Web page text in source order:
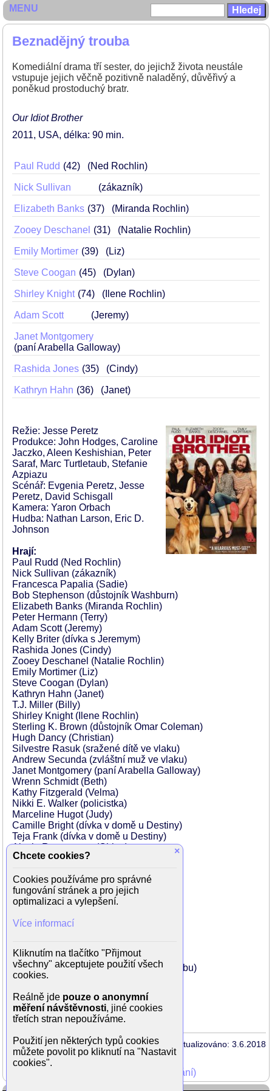
Beznadějný trouba
Komediální drama tří sester, do jejichž života neustále
vstupuje jejich věčně pozitivně naladěný, důvěřivý a
poněkud prostoduchý bratr.
Our Idiot Brother
2011 USA délka: 90 min
Paul Rudd 42 (Ned Rochlin)
Nick Sullivan (zákazník)
Elizabeth Banks 37 (Miranda Rochlin)
Zooey Deschanel 31 (Natalie Rochlin)
Emily Mortimer 39 (Liz)
Steve Coogan 45 (Dylan)
Shirley Knight 74 (Ilene Rochlin)
Adam Scott (Jeremy)
Janet Montgomery
(paní Arabella Galloway)
Rashida Jones 35 (Cindy)
Kathryn Hahn 36 (Janet)
Režie: Jesse Peretz
Produkce: John Hodges, Caroline
Jaczko, Aleen Keshishian, Peter
Saraf, Marc Turtletaub, Stefanie
Azpiazu
Scénář: Evgenia Peretz, Jesse
Peretz, David Schisgall
Kamera: Yaron Orbach
Hudba: Nathan Larson, Eric D.
Johnson
Hrají:
Paul Rudd (Ned Rochlin)
Nick Sullivan (zákazník)
Francesca Papalia (Sadie)
Bob Stephenson (důstojník Washburn)
Elizabeth Banks (Miranda Rochlin)
Peter Hermann (Terry)
Adam Scott (Jeremy)
Kelly Briter (dívka s Jeremym)
Rashida Jones (Cindy)
Zooey Deschanel (Natalie Rochlin)
Emily Mortimer (Liz)
Steve Coogan (Dylan)
Kathryn Hahn (Janet)
T.J. Miller (Billy)
Shirley Knight (Ilene Rochlin)
Sterling K. Brown (důstojník Omar Coleman)
Hugh Dancy (Christian)
Silvestre Rasuk (sražené dítě ve vlaku)
Andrew Secunda (zvláštní muž ve vlaku)
Janet Montgomery (paní Arabella Galloway)
Wrenn Schmidt (Beth)
Kathy Fitzgerald (Velma)
Nikki E. Walker (policistka)
Marceline Hugot (Judy)
Camille Bright (dívka v domě u Destiny)
Teja Frank (dívka v domě u Destiny)
Alexia Rasmussen (Chloe)
Lucas Near-Verbrugghe (Max)
Neal Lerner (Darren)
James Biberi (Gus)
Kathryn Aselton (Amy)
Victoria Gates (balerína)
Danielle McKee (vězňova žena)
Mark J. Parker (patron komediálního klubu)
Desira Pesta (Natalie's Roommate)
Christopher Evan Welch (Robbie)
Julie White (Lorraine)
Aktualizováno: 3.6.2018
Mohli jste vidět v TV (zobrazit starší vysílání)
MENU
×
Chcete cookies?
Cookies používáme pro správné
fungování stránek a pro jejich
optimalizaci a vylepšení.
Více informací
Kliknutím na tlačítko "Přijmout
všechny" akceptujete použití všech
cookies.
Reálně jde pouze o anonymní
měření návštěvnosti, jiné cookies
třetích stran nepoužíváme.
Použití jen některých typů cookies
můžete povolit po kliknutí na "Nastavit
cookies".